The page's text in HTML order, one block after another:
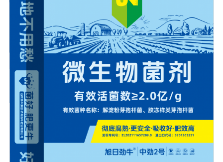
血清质量不会受到影响。